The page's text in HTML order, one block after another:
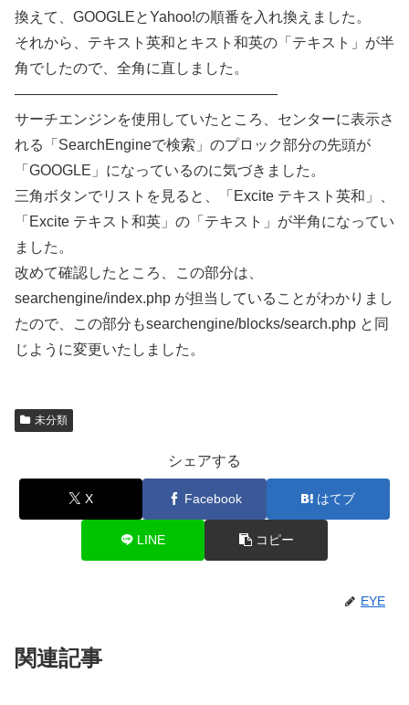
換えて、GOOGLEとYahoo!の順番を入れ換えました。
それから、テキスト英和とキスト和英の「テキスト」が半
角でしたので、全角に直しました。
——————————————————
サーチエンジンを使用していたところ、センターに表示さ
れる「SearchEngineで検索」のプロック部分の先頭が
「GOOGLE」になっているのに気づきました。
三角ボタンでリストを見ると、「Excite テキスト英和」、
「Excite テキスト和英」の「テキスト」が半角になってい
ました。
改めて確認したところ、この部分は、
searchengine/index.php が担当していることがわかりまし
たので、この部分もsearchengine/blocks/search.php と同
じように変更いたしました。
未分類
シェアする
X Facebook はてブ
LINE コピー
EYE
関連記事